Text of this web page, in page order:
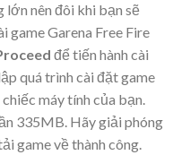
lớn nên đôi khi bạn sẽ
game Garena Free Fire
để tiến hành cài
quá trình cài đặt game
máy tính của bạn.
335MB. Hãy giải phóng
game về thành công.